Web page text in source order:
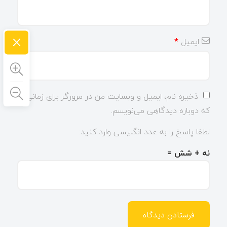
ایمیل *
ذخیره نام، ایمیل و وبسایت من در مرورگر برای زمانی
که دوباره دیدگاهی می‌نویسم.
لطفا پاسخ را به عدد انگلیسی وارد کنید:
نه + شش =
×